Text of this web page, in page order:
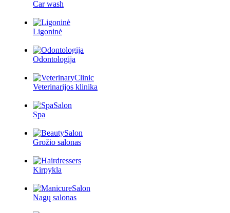
Car wash
Ligoninė
Odontologija
Veterinarijos klinika
Spa
Grožio salonas
Kirpykla
Nagų salonas